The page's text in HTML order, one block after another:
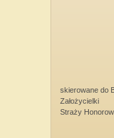
skierowane do
Założycielki
Straży